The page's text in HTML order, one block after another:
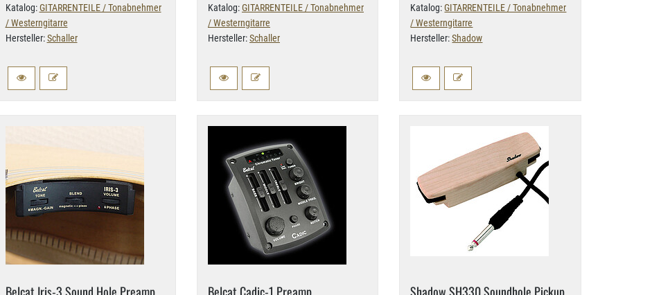
Katalog:GITARRENTEILE / Tonabnehmer
/ Westerngitarre
Hersteller:Schaller
Katalog:GITARRENTEILE / Tonabnehmer
/ Westerngitarre
Hersteller:Schaller
Katalog:GITARRENTEILE / Tonabnehmer
/ Westerngitarre
Hersteller:Shadow